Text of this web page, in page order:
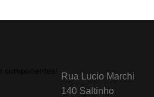
Rua Lucio Marchi
140 Saltinho